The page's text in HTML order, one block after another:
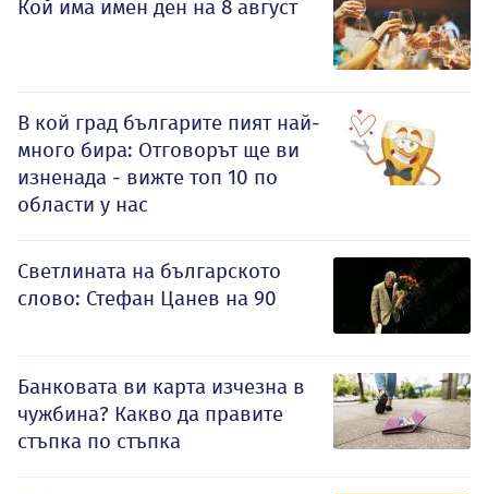
Кой има имен ден на 8 август
В кой град българите пият най-
много бира: Отговорът ще ви
изненада - вижте топ 10 по
области у нас
Светлината на българското
слово: Стефан Цанев на 90
Банковата ви карта изчезна в
чужбина? Какво да правите
стъпка по стъпка